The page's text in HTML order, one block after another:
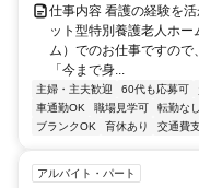
仕事内容 看護の経験を
ット型特別養護老人ホ
ム）でのお仕事ですので
「今まで身...
主婦・主夫歓迎 60代も応募可
車通勤OK
職場見学可 転勤なし
ブランクOK
育休あり 交通費
アルバイト・パート